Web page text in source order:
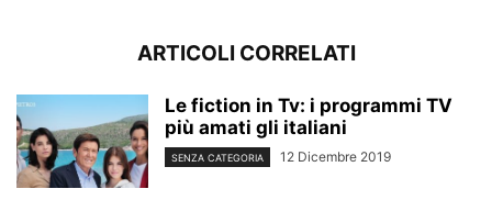
ARTICOLI CORRELATI
Le fiction in Tv: i programmi TV
più amati gli italiani
SENZA CATEGORIA 12 Dicembre 2019